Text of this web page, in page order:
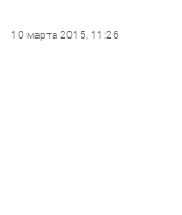
10 марта 2015, 11:26